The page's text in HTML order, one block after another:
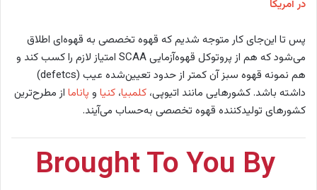
در آمریکا
پس تا این‌جای کار متوجه شدیم که قهوه تخصصی به قهوه‌ای اطلاق
می‌شود که هم از پروتوکل قهوه‌آزمایی SCAA امتیاز لازم را کسب کند و
هم نمونه قهوه سبز آن کمتر از حدود تعیین‌شده عیب (defetcs)
داشته باشد. کشورهایی مانند اتیوپی، کلمبیا، کنیا و پاناما از مطرح‌ترین
کشورهای تولید‌کننده قهوه تخصصی به‌حساب می‌آیند.
Brought To You By